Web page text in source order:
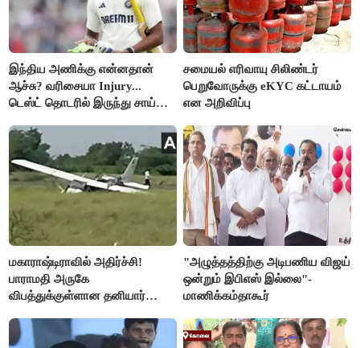
இந்திய அணிக்கு என்னதான்
ஆச்சு? வரிசையா Injury...
டெஸ்ட் தொடரில் இருந்து சாய்
சமையல் எரிவாயு சிலிண்டர்
பெறுவோருக்கு eKYC கட்டாயம்
என அறிவிப்பு
மகாராஷ்டிராவில் அதிர்ச்சி!
பாராமதி அருகே
விபத்துக்குள்ளான தனியார்
"அழுத்தத்திற்கு அடிபணிய விஜய்
ஒன்றும் இபிஎஸ் இல்லை"-
மாணிக்கம்தாகூர்